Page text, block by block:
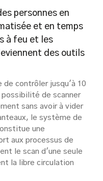
personnes en
et en temps
à feu et les
des outils
de contrôler jusqu'à 10
possibilité de scanner
sans avoir à vider
le système de
une
aux processus de
le scan d'une seule
la libre circulation